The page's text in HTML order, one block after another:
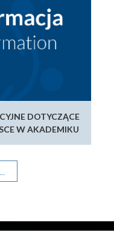
DOTYCZĄCE
W AKADEMIKU